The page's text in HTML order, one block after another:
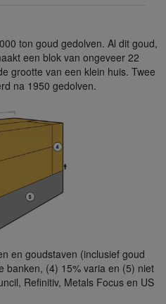
ton goud gedolven. Al dit goud,
een blok van ongeveer 22
grootte van een klein huis. Twee
na 1950 gedolven.
en goudstaven (inclusief goud
banken, (4) 15% varia en (5) niet
Refinitiv, Metals Focus en US